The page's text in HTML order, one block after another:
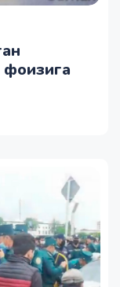
фоизига